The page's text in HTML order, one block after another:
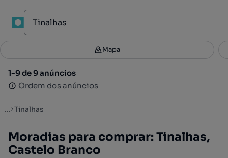
Filtros 2
1-9 de 9 anúncios
Ordem dos anúncios
Mapa
1-9 de 9 anúncios
Ordem dos anúncios
... Tinalhas
Moradias para comprar: Tinalhas,
Castelo Branco